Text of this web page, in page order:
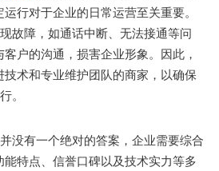
行对于企业的日常运营至关重要。
故障，如通话中断、无法接通等问
户的沟通，损害企业形象。因此，
术和专业维护团队的商家，以确保
。
有一个绝对的答案，企业需要综合
特点、信誉口碑以及技术实力等多